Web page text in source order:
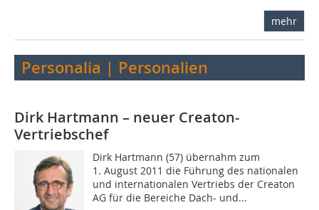
mehr
Personalia | Personalien
Dirk Hartmann – neuer Creaton-
Vertriebschef
Dirk Hartmann (57) übernahm zum
1. August 2011 die Führung des nationalen
und internationalen Vertriebs der Creaton
AG für die Bereiche Dach- und...